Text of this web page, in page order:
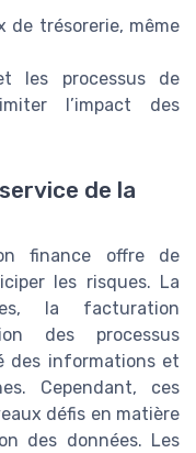
de trésorerie, même
les processus de
l’impact des
de la
finance offre de
les risques. La
la facturation
des processus
des informations et
Cependant, ces
défis en matière
des données. Les